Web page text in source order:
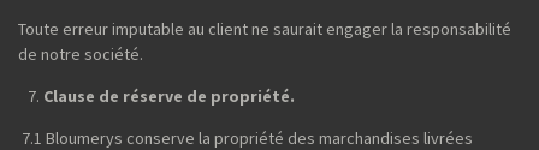
Toute erreur imputable au client ne saurait engager la responsabilité
de notre société.
Clause de réserve de propriété.
7.1 Bloumerys conserve la propriété des marchandises livrées